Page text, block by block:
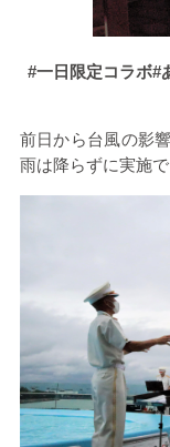
#一日限定コラボ#
前日から台風の影
雨は降らずに実施